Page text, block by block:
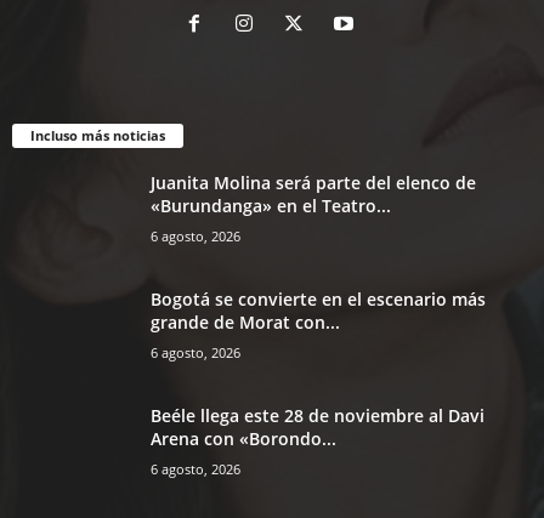
Incluso más noticias
Juanita Molina será parte del elenco de
«Burundanga» en el Teatro...
6 agosto, 2026
Bogotá se convierte en el escenario más
grande de Morat con...
6 agosto, 2026
Beéle llega este 28 de noviembre al Davi
Arena con «Borondo...
6 agosto, 2026